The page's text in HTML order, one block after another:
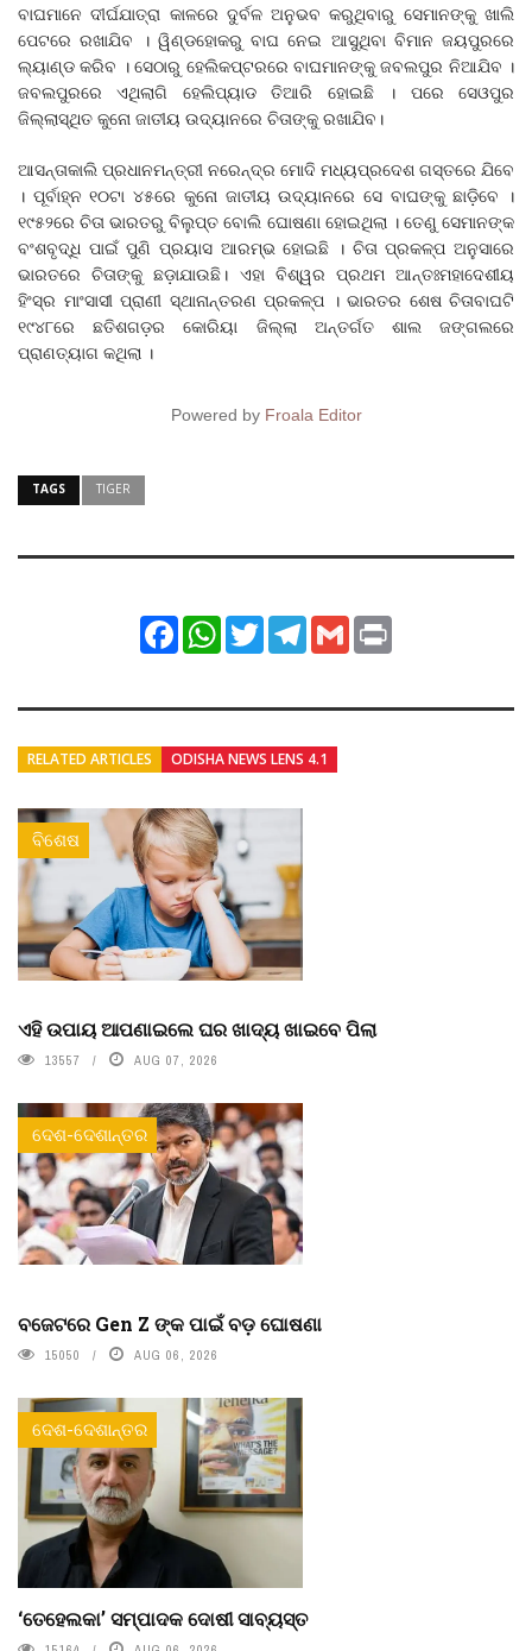
ବାଘମାନେ ଦୀର୍ଘଯାତ୍ରା କାଳରେ ଦୁର୍ବଳ ଅନୁଭବ କରୁଥିବାରୁ ସେମାନଙ୍କୁ ଖାଲି
ପେଟରେ ରଖାଯିବ । ୱିଣ୍ଡହୋକରୁ ବାଘ ନେଇ ଆସୁଥିବା ବିମାନ ଜୟପୁରରେ
ଲ୍ୟାଣ୍ଡ କରିବ । ସେଠାରୁ ହେଲିକପ୍ଟରରେ ବାଘମାନଙ୍କୁ ଜବଲପୁର ନିଆଯିବ ।
ଜବଲପୁରରେ ଏଥିଲାଗି ହେଲିପ୍ୟାଡ ତିଆରି ହୋଇଛି । ପରେ ସେଓପୁର
ଜିଲ୍ଲାସ୍ଥିତ କୁନୋ ଜାତୀୟ ଉଦ୍ୟାନରେ ଚିତାଙ୍କୁ ରଖାଯିବ।
ଆସନ୍ତାକାଲି ପ୍ରଧାନମନ୍ତ୍ରୀ ନରେନ୍ଦ୍ର ମୋଦି ମଧ୍ୟପ୍ରଦେଶ ଗସ୍ତରେ ଯିବେ
। ପୂର୍ବାହ୍ନ ୧୦ଟା ୪୫ରେ କୁନୋ ଜାତୀୟ ଉଦ୍ୟାନରେ ସେ ବାଘଙ୍କୁ ଛାଡ଼ିବେ ।
୧୯୫୨ରେ ଚିତା ଭାରତରୁ ବିଲୁପ୍ତ ବୋଲି ଘୋଷଣା ହୋଇଥିଲା । ତେଣୁ ସେମାନଙ୍କ
ବଂଶବୃଦ୍ଧି ପାଇଁ ପୁଣି ପ୍ରୟାସ ଆରମ୍ଭ ହୋଇଛି । ଚିତା ପ୍ରକଳ୍ପ ଅନୁସାରେ
ଭାରତରେ ଚିତାଙ୍କୁ ଛଡ଼ାଯାଉଛି। ଏହା ବିଶ୍ୱର ପ୍ରଥମ ଆନ୍ତଃମହାଦେଶୀୟ
ହିଂସ୍ର ମାଂସାସୀ ପ୍ରାଣୀ ସ୍ଥାନାନ୍ତରଣ ପ୍ରକଳ୍ପ । ଭାରତର ଶେଷ ଚିତାବାଘଟି
୧୯୪୮ରେ ଛତିଶଗଡ଼ର କୋରିୟା ଜିଲ୍ଲା ଅନ୍ତର୍ଗତ ଶାଲ ଜଙ୍ଗଲରେ
ପ୍ରାଣତ୍ୟାଗ କଥିଲା ।
Powered by Froala Editor
TAGS TIGER
FacebookWhatsApp
TwitterTelegram
Gmail
RELATED ARTICLES ODISHA NEWS LENS 4.1
ବିଶେଷ
ଏହି ଉପାୟ ଆପଣାଇଲେ ଘର ଖାଦ୍ୟ ଖାଇବେ ପିଲା
13557 AUG 07, 2026
ଦେଶ-ଦେଶାନ୍ତର
ବଜେଟରେ Gen Z ଙ୍କ ପାଇଁ ବଡ଼ ଘୋଷଣା
15050 AUG 06, 2026
ଦେଶ-ଦେଶାନ୍ତର
‘ତେହେଲକା’ ସମ୍ପାଦକ ଦୋଷୀ ସାବ୍ୟସ୍ତ